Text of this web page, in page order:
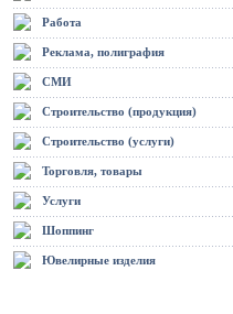
Работа
Реклама, полиграфия
СМИ
Строительство (продукция)
Строительство (услуги)
Торговля, товары
Услуги
Шоппинг
Ювелирные изделия